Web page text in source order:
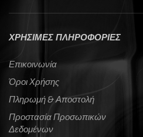
ΧΡΗΣΙΜΕΣ ΠΛΗΡΟΦΟΡΙΕΣ
Επικοινωνία
Όροι Χρήσης
Πληρωμή & Αποστολή
Προστασία Προσωπικών
Δεδομένων